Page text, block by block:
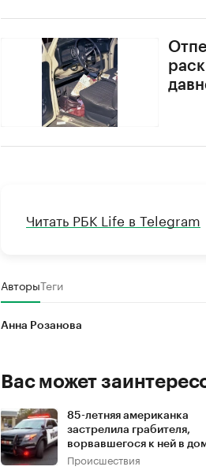
Читать РБК Life в Telegram
АвторыТеги
Анна Розанова
Вас может
85-летняя американка
застрелила грабителя,
ворвавшегося к ней в
Происшествия